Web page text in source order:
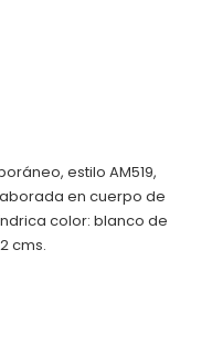
estilo AM519,
en cuerpo de
color: blanco de
cms.